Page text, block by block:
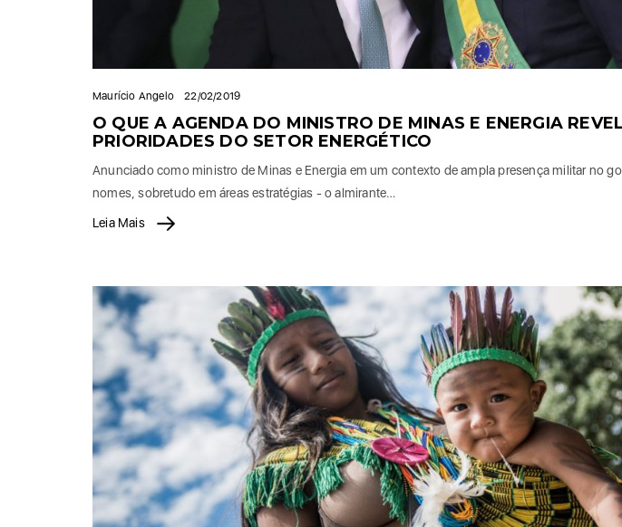
Maurício Angelo 22/02/2019
O QUE A AGENDA DO MINISTRO DE MINAS E ENERGIA
PRIORIDADES DO SETOR ENERGÉTICO
Anunciado como ministro de Minas e Energia em um contexto de ampla presença militar no
nomes, sobretudo em áreas estratégias - o almirante…
Leia Mais